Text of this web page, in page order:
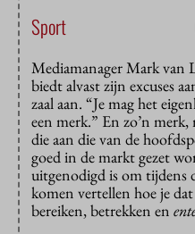
Sport
Mediamanager Mark van
biedt alvast zijn excuses
zaal aan. “Je mag het
een merk.” En zo’n merk,
die aan die van de
goed in de markt gezet
uitgenodigd is om tijdens
komen vertellen hoe je
bereiken, betrekken en